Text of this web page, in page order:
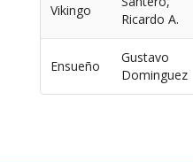
Vikingo
Ricardo A.
Ensueño
Gustavo
Dominguez